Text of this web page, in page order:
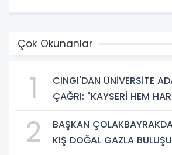
Çok Okunanlar
1
CINGI'DAN ÜNİVERSİTE
ÇAĞRI: "KAYSERİ HEM
GELECEK SUNUYOR"
2
BAŞKAN
KIŞ DOĞAL GAZLA